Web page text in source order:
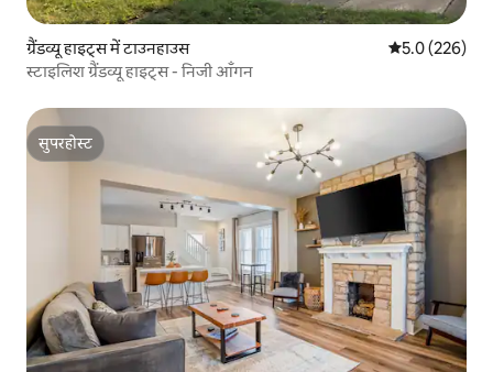
ग्रैंडव्यू हाइट्स में टाउनहाउस औसत रेटिंग 5 में
5.0 (226)
स्टाइलिश ग्रैंडव्यू हाइट्स - निजी आँगन
सुपरहोस्ट
सुपरहोस्ट